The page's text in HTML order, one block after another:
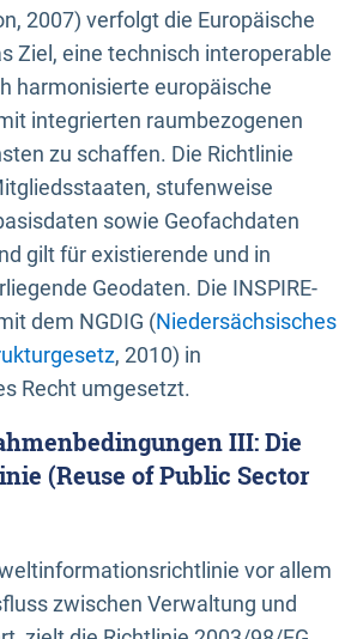
2007) verfolgt die Europäische
Ziel, eine technisch interoperable
harmonisierte europäische
integrierten raumbezogenen
zu schaffen. Die Richtlinie
stufenweise
sowie Geofachdaten
gilt für existierende und in
Geodaten. Die INSPIRE-
dem NGDIG (Niedersächsisches
, 2010) in
Recht umgesetzt.
III: Die
(Reuse of Public Sector
vor allem
zwischen Verwaltung und